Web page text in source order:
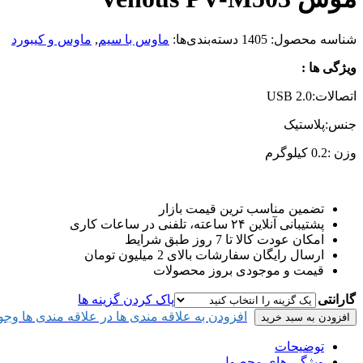
شناسه محصول: 1405 دسته‌بندی‌ها: ماوس با سیم, ماوس و کیبورد
ویژگی ها :
اتصالات:USB 2.0
جنس:پلاستیک
وزن :0.2 کیلوگرم
تضمین مناسب ترین قیمت بازار
پشتیبانی آنلاین ۲۴ ساعته، تلفنی در ساعات کاری
امکان عودت کالا تا 7 روز طبق شرایط
ارسال رایگان سفارشات بالای 2 میلیون تومان
قیمت و موجودی بروز محصولات
گارانتی پاک کردن گزینه ها
افزودن به سبد خرید افزودن به علاقه مندی ها در علاقه مندی ها
توضیحات